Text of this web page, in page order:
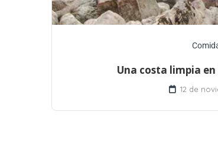
Una costa limpia
12 de